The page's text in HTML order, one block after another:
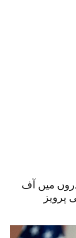
میں آف
پرویز